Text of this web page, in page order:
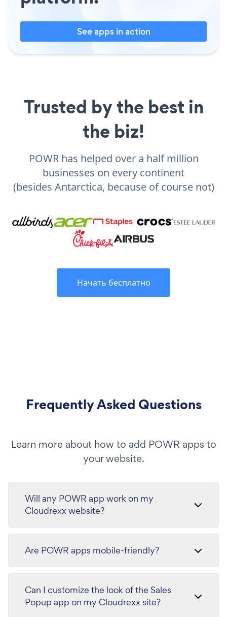
See apps in action
Trusted by the best in
the biz!
POWR has helped over a half million
businesses on every continent
(besides Antarctica, because of course not)
Начать бесплатно
Frequently Asked Questions
Learn more about how to add POWR apps to
your website.
Will any POWR app work on my
Cloudrexx website?
Are POWR apps mobile-friendly?
Can I customize the look of the Sales
Popup app on my Cloudrexx site?